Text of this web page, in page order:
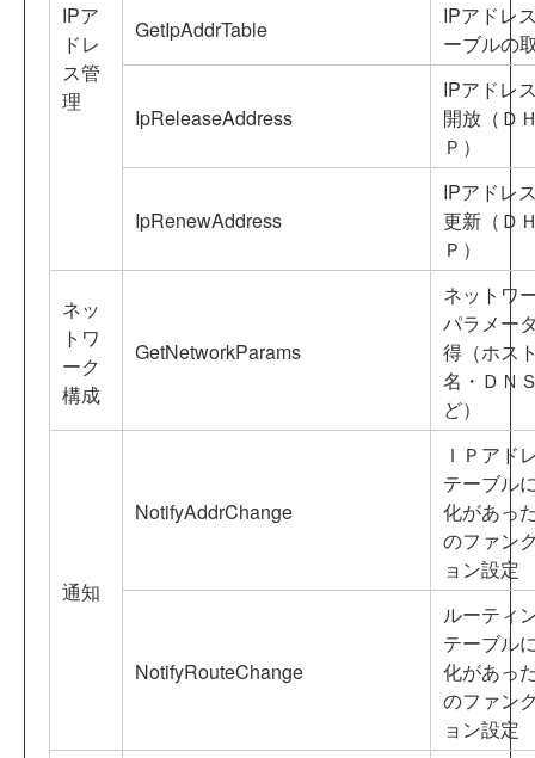
IPア
ドレ
ス管
理
GetIpAddrTable
IPアドレ
ーブルの
IpReleaseAddress
IPアドレ
開放（Ｄ
Ｐ）
IpRenewAddress
IPアドレ
更新（Ｄ
Ｐ）
ネッ
トワ
ーク
構成
GetNetworkParams
ネットワ
パラメー
得（ホス
名・ＤＮ
ど）
通知
NotifyAddrChange
ＩＰアド
テーブル
化があっ
のファン
ョン設定
NotifyRouteChange
ルーティ
テーブル
化があっ
のファン
ョン設定